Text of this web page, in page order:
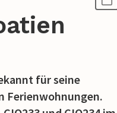
für seine
Ferienwohnungen.